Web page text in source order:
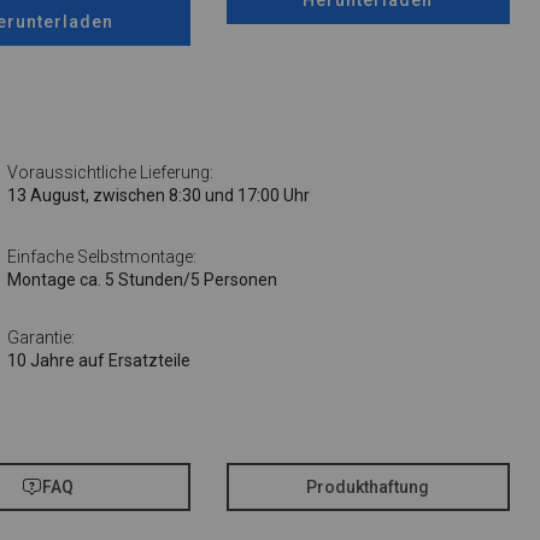
Voraussichtliche Lieferung:
13 August, zwischen 8:30 und 17:00 Uhr
Einfache Selbstmontage:
Montage ca. 5 Stunden/5 Personen
Garantie:
10 Jahre auf Ersatzteile
FAQ Produkthaftung